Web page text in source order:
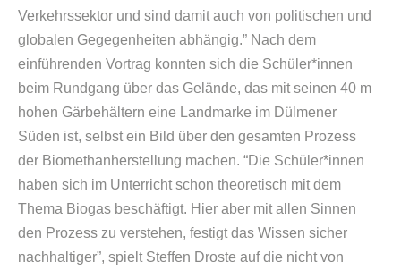
Verkehrssektor und sind damit auch von politischen und
globalen Gegegenheiten abhängig.” Nach dem
einführenden Vortrag konnten sich die Schüler*innen
beim Rundgang über das Gelände, das mit seinen 40 m
hohen Gärbehältern eine Landmarke im Dülmener
Süden ist, selbst ein Bild über den gesamten Prozess
der Biomethanherstellung machen. “Die Schüler*innen
haben sich im Unterricht schon theoretisch mit dem
Thema Biogas beschäftigt. Hier aber mit allen Sinnen
den Prozess zu verstehen, festigt das Wissen sicher
nachhaltiger”, spielt Steffen Droste auf die nicht von